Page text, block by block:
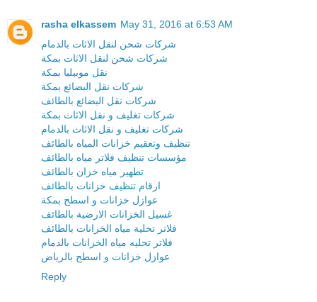
rasha elkassem May 31, 2016 at 6:53 AM
شركات شحن لنقل الاثات بالدمام
شركات شحن لنقل الاثات بمكة
نقل موبيليا بمكة
شركات نقل البضائع بمكة
شركات نقل البضائع بالطائف
شركات تغليف و نقل الاثاث بمكة
شركات تغليف و نقل الاثاث بالدمام
تنظيف وتعقيم خزانات المياه بالطائف
مؤسسات تنظيف فلاتر مياه بالطائف
تطهير مياه خزان بالطائف
ارقام تنظيف خزانات بالطائف
عوازل خزانات و اسطح بمكة
غسيل الخزانات الارضية بالطائف
فلاتر تحلية مياه الخزانات بالطائف
فلاتر تحليه مياه الخزانات بالدمام
عوازل خزانات و اسطح بالرياض
Reply